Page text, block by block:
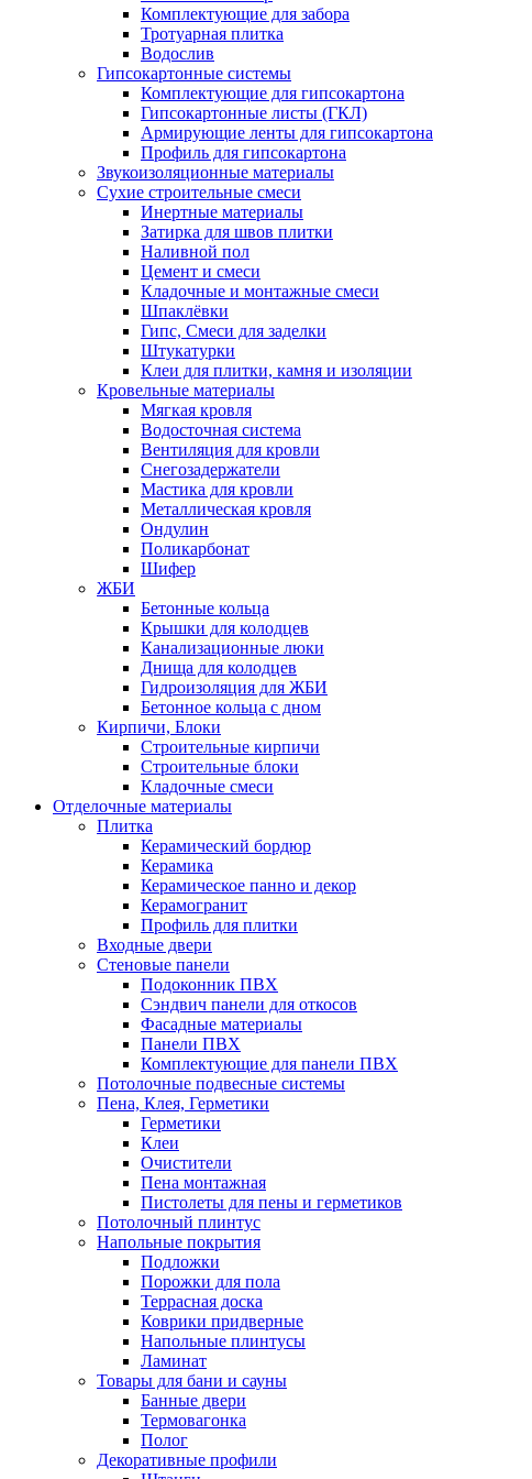
Комплектующие для забора
Тротуарная плитка
Водослив
Гипсокартонные системы
Комплектующие для гипсокартона
Гипсокартонные листы (ГКЛ)
Армирующие ленты для гипсокартона
Профиль для гипсокартона
Звукоизоляционные материалы
Сухие строительные смеси
Инертные материалы
Затирка для швов плитки
Наливной пол
Цемент и смеси
Кладочные и монтажные смеси
Шпаклёвки
Гипс, Смеси для заделки
Штукатурки
Клеи для плитки, камня и изоляции
Кровельные материалы
Мягкая кровля
Водосточная система
Вентиляция для кровли
Снегозадержатели
Мастика для кровли
Металлическая кровля
Ондулин
Поликарбонат
Шифер
ЖБИ
Бетонные кольца
Крышки для колодцев
Канализационные люки
Днища для колодцев
Гидроизоляция для ЖБИ
Бетонное кольца с дном
Кирпичи, Блоки
Строительные кирпичи
Строительные блоки
Кладочные смеси
Отделочные материалы
Плитка
Керамический бордюр
Керамика
Керамическое панно и декор
Керамогранит
Профиль для плитки
Входные двери
Стеновые панели
Подоконник ПВХ
Сэндвич панели для откосов
Фасадные материалы
Панели ПВХ
Комплектующие для панели ПВХ
Потолочные подвесные системы
Пена, Клея, Герметики
Герметики
Клеи
Очистители
Пена монтажная
Пистолеты для пены и герметиков
Потолочный плинтус
Напольные покрытия
Подложки
Порожки для пола
Террасная доска
Коврики придверные
Напольные плинтусы
Ламинат
Товары для бани и сауны
Банные двери
Термовагонка
Полог
Декоративные профили